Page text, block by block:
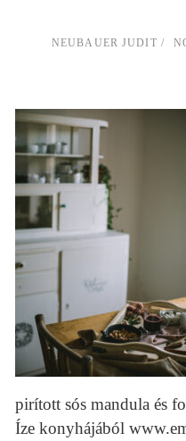
NEUBAUER JUDIT
pirított sós mandula és
Íze konyhájából